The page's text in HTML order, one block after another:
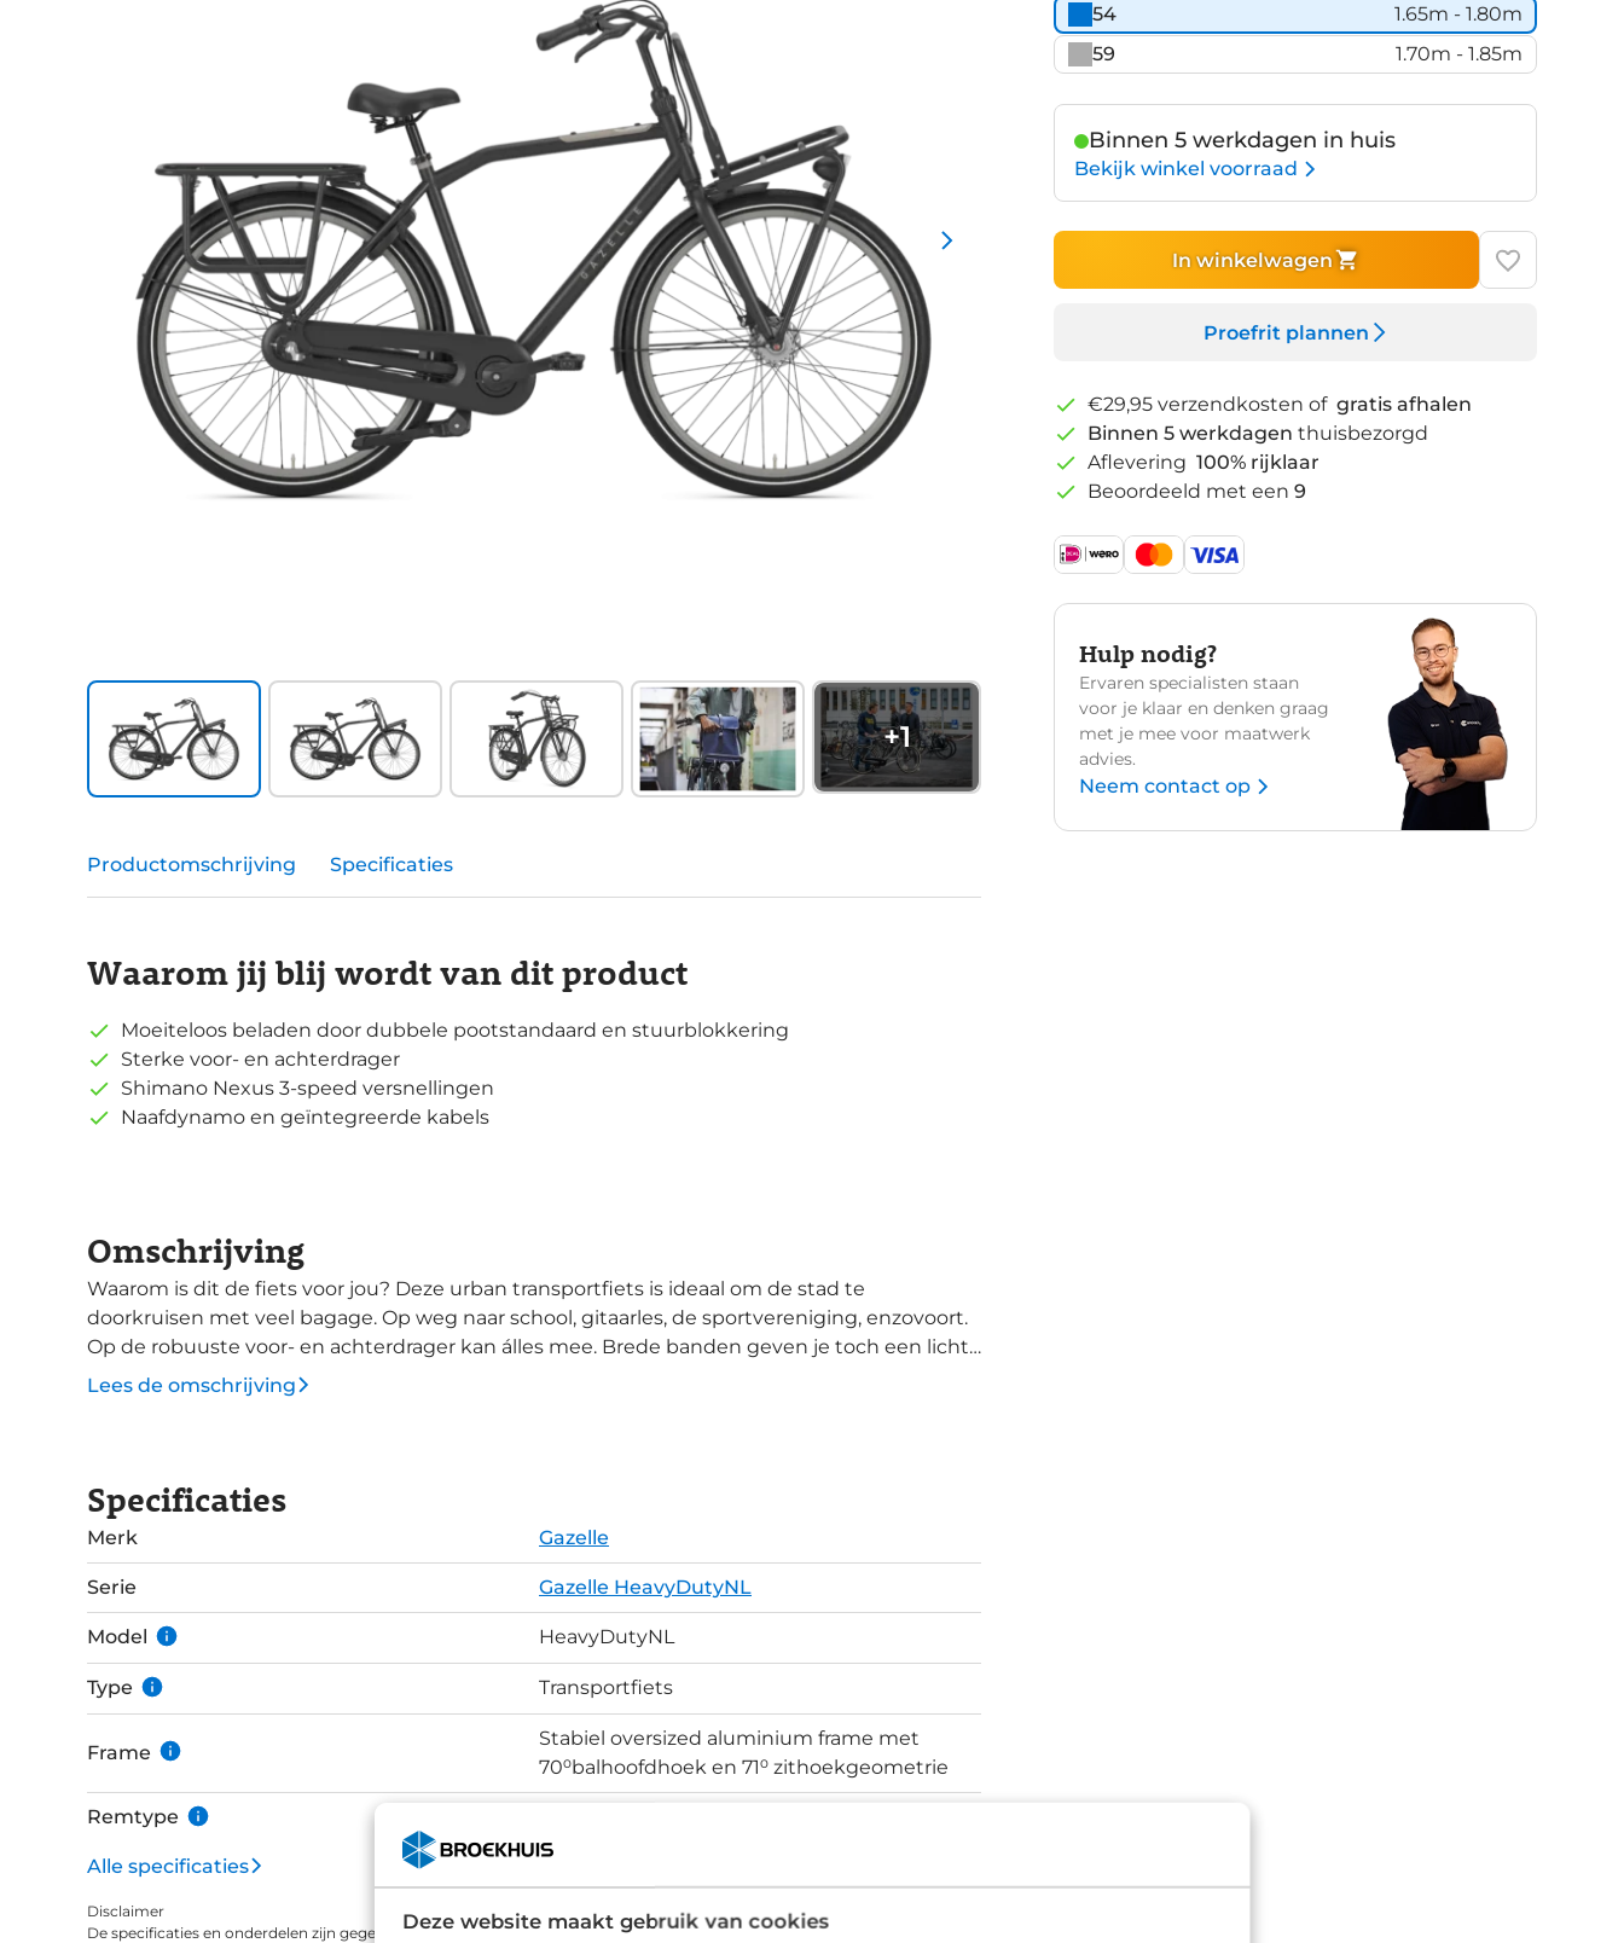
Deze website maakt gebruik van cookies
+1
54
1.65m - 1.80m
59
1.70m - 1.85m
Binnen 5 werkdagen in huis
Bekijk winkel voorraad
In winkelwagen
Proefrit plannen
€29,95 verzendkosten of gratis afhalen
Binnen 5 werkdagen thuisbezorgd
Aflevering 100% rijklaar
Beoordeeld met een 9
Hulp nodig?
Ervaren specialisten staan
voor je klaar en denken graag
met je mee voor maatwerk
advies.
Neem contact op
Productomschrijving Specificaties
Waarom jij blij wordt van dit product
Moeiteloos beladen door dubbele pootstandaard en stuurblokkering
Sterke voor- en achterdrager
Shimano Nexus 3-speed versnellingen
Naafdynamo en geïntegreerde kabels
Omschrijving
Waarom is dit de fiets voor jou? Deze urban transportfiets is ideaal om de stad te
doorkruisen met veel bagage. Op weg naar school, gitaarles, de sportvereniging, enzovoort.
Op de robuuste voor- en achterdrager kan álles mee. Brede banden geven je toch een lichte
tred. De dubbele pootstandaard en stuurblokkering helpen je de fiets stabiel te plaatsen als
je op de plek van bestemming bent. De Shimano Nexus 3-speed versnellingsnaaf geeft je
Lees de omschrijving
Specificaties
Merk Gazelle
Serie Gazelle HeavyDutyNL
Model HeavyDutyNL
Type Transportfiets
Frame
Stabiel oversized aluminium frame met
70⁰balhoofdhoek en 71⁰ zithoekgeometrie
Remtype
Alle specificaties
Disclaimer
De specificaties en onderdelen zijn gegeven op basis van aanlevering van de leverancier. Op basis van beschikbaarheid of